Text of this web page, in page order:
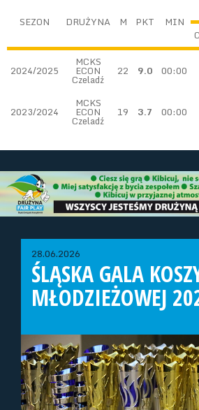
SEZON DRUŻYNA M PKT MIN
C
2024/2025
MCKS
ECON
Czeladź
22 9.0 00:00
2023/2024
MCKS
ECON
Czeladź
19 3.7 00:00
28.06.2026
ŚLĄSKA GALA
MŁODZIEŻOWEJ